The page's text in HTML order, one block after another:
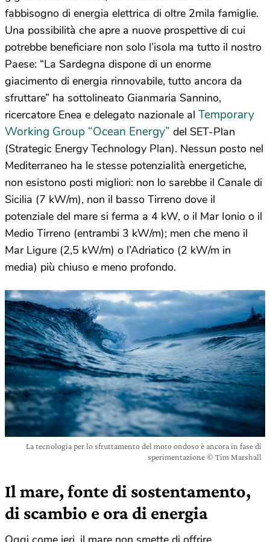
fabbisogno di energia elettrica di oltre 2mila famiglie.
Una possibilità che apre a nuove prospettive di cui
potrebbe beneficiare non solo l’isola ma tutto il nostro
Paese: “La Sardegna dispone di un enorme
giacimento di energia rinnovabile, tutto ancora da
sfruttare” ha sottolineato Gianmaria Sannino,
ricercatore Enea e delegato nazionale al Temporary
Working Group “Ocean Energy” del SET-Plan
(Strategic Energy Technology Plan). Nessun posto nel
Mediterraneo ha le stesse potenzialità energetiche,
non esistono posti migliori: non lo sarebbe il Canale di
Sicilia (7 kW/m), non il basso Tirreno dove il
potenziale del mare si ferma a 4 kW, o il Mar Ionio o il
Medio Tirreno (entrambi 3 kW/m); men che meno il
Mar Ligure (2,5 kW/m) o l’Adriatico (2 kW/m in
media) più chiuso e meno profondo.
La tecnologia per lo sfruttamento del moto ondoso è ancora in fase di
sperimentazione © Tim Marshall
Il mare, fonte di sostentamento,
di scambio e ora di energia